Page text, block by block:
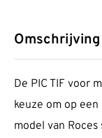
Omschrijving
De PIC TIF voor
keuze om op
model van